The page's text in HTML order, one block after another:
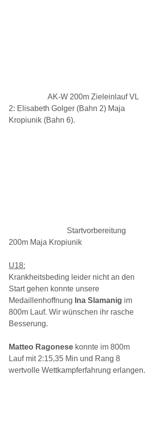
2: Elisabeth Golger (Bahn 2) Maja
Kropiunik (Bahn 6).
200m Maja Kropiunik
U18:
Krankheitsbeding leider nicht an den
Start gehen konnte unsere
Medaillenhoffnung Ina Slamanig im
800m Lauf. Wir wünschen ihr rasche
Besserung.
Matteo Ragonese konnte im 800m
Lauf mit 2:15,35 Min und Rang 8
wertvolle Wettkampferfahrung erlangen.